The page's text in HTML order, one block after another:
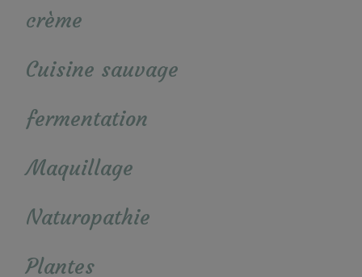
crème
Cuisine sauvage
fermentation
Maquillage
Naturopathie
Plantes